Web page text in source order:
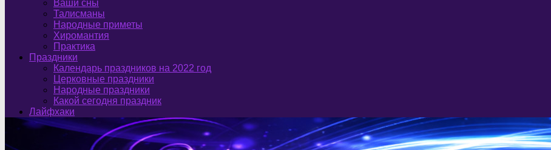
Ваши сны
Талисманы
Народные приметы
Хиромантия
Практика
Праздники
Календарь праздников на 2022 год
Церковные праздники
Народные праздники
Какой сегодня праздник
Лайфхаки